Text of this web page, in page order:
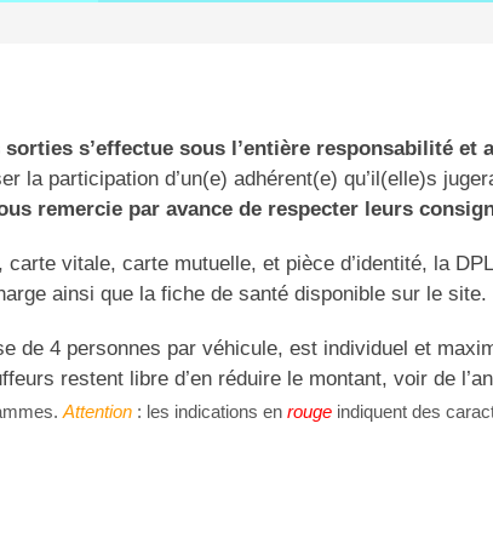
s’effectue sous l’entière responsabilité et
la participation d’un(e) adhérent(e) qu’il(elle)s
remercie par avance de respecter leurs
vitale, carte mutuelle, et pièce d’identité, la
ainsi que la fiche de santé disponible sur le site.
de 4 personnes par véhicule, est individuel et
restent libre d’en réduire le montant, voir de
Attention : les indications en rouge indiquent des